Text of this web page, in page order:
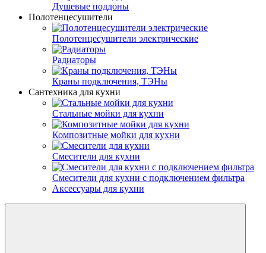
Душевые поддоны
Полотенцесушители
Полотенцесушители электрические
Радиаторы
Краны подключения, ТЭНы
Сантехника для кухни
Стальные мойки для кухни
Композитные мойки для кухни
Смесители для кухни
Смесители для кухни с подключением фильтра
Аксессуары для кухни